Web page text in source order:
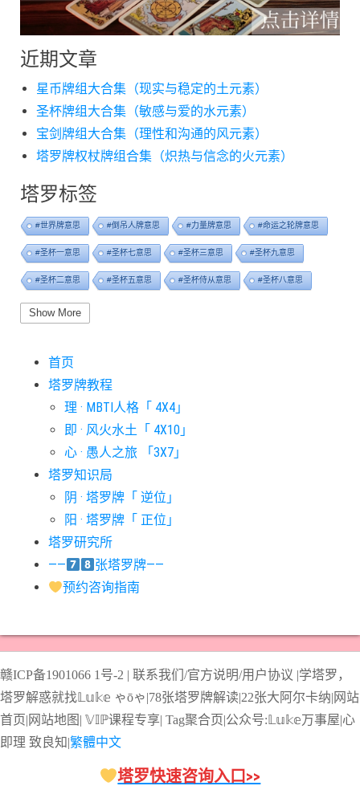
近期文章
星币牌组大合集（现实与稳定的土元素）
圣杯牌组大合集（敏感与爱的水元素）
宝剑牌组大合集（理性和沟通的风元素）
塔罗牌权杖牌组合集（炽热与信念的火元素）
塔罗标签
#世界牌意思 #倒吊人牌意思 #力量牌意思 #命运之轮牌意思
#圣杯一意思 #圣杯七意思 #圣杯三意思 #圣杯九意思
#圣杯二意思 #圣杯五意思 #圣杯侍从意思 #圣杯八意思
#圣杯六意思
#宝剑七意思
#宝剑五意思 #宝剑侍从意思
#宝剑十意思 #宝剑四意思 #宝剑国王意思
#审判牌意思
#愚人牌意思 #战车牌意思
#星币七意思 #星币三意思
#星币五意思 #星币侍从意思
#星币骑士意思 #星星牌意思
#权杖五意思 #权杖侍从意思 #权杖八意思 #权杖六意思
#权杖骑士意思 #死神牌意思 #皇后牌意思
#皇帝牌意思 #节制牌意思 #隐士牌意思 #高塔牌意思
#魔术师意思 圣杯骑士意思
Show More
首页
塔罗牌教程
理 · MBTI人格「 4X4」
即 · 风火水土「 4X10」
心 · 愚人之旅 「3X7」
塔罗知识局
阴 · 塔罗牌「 逆位」
阳 · 塔罗牌「 正位」
塔罗研究所
——
张塔罗牌——
预约咨询指南
赣ICP备1901066 1号-2 | 联系我们/官方说明/用户协议 |学塔罗，
塔罗解惑就找𝕃𝕦𝕜𝕖 ゃōゃ|78张塔罗牌解读|22张大阿尔卡纳| 网站
首页| 网站地图 | 𝕍𝕀ℙ课程专享| Tag聚合页|公众号:𝕃𝕦𝕜𝕖万事屋|心
即理 致良知|繁體中文
塔罗快速咨询入口>>